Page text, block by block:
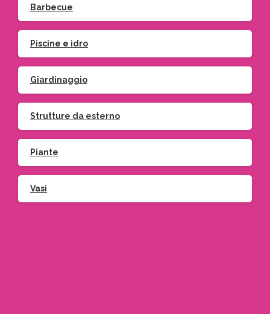
Barbecue
Piscine e idro
Giardinaggio
Strutture da esterno
Piante
Vasi